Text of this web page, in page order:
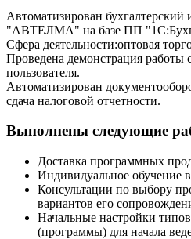
Автоматизирован
"АВТЕЛМА" на базе ПП
Сфера деятельности:оптовая
Проведена демонстрация работы
пользователя.
Автоматизирован
сдача налоговой отчетности.
Выполнены следующие
Доставка программных
Индивидуальное обучение
Консультации по выбору
вариантов его
Начальные настройки
(программы) для начала